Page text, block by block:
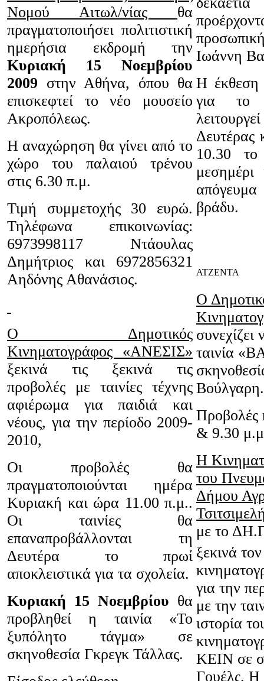
Νομού Αιτωλ/νίας θα
πραγματοποιήσει πολιτιστική
ημερήσια εκδρομή την
Κυριακή 15 Νοεμβρίου
2009 στην Αθήνα, όπου θα
επισκεφτεί το νέο μουσείο
Ακροπόλεως.
Η αναχώρηση θα γίνει από το
χώρο του παλαιού τρένου
στις 6.30 π.μ.
Τιμή συμμετοχής 30 ευρώ.
Τηλέφωνα επικοινωνίας:
6973998117 Ντάουλας
Δημήτριος και 6972856321
Αηδόνης Αθανάσιος.
Ο Δημοτικός
Κινηματογράφος «ΑΝΕΣΙΣ»
ξεκινά τις ξεκινά τις
προβολές με ταινίες τέχνης
αφιέρωμα για παιδιά και
νέους, για την περίοδο 2009-
2010,
Οι προβολές θα
πραγματοποιούνται ημέρα
Κυριακή και ώρα 11.00 π.μ..
Οι ταινίες θα
επαναπροβάλλονται τη
Δευτέρα το πρωί
αποκλειστικά για τα σχολεία.
Κυριακή 15 Νοεμβρίου θα
προβληθεί η ταινία «Το
ξυπόλητο τάγμα» σε
σκηνοθεσία Γκρεγκ Τάλλας.
Ιωάννη
Η έκθεση
για το
Δευτέρας
10.30
βράδυ.
ΑΤΖΕΝΤΑ
Ο
συνεχίζει
ταινία
Βούλγαρη.
Προβολές
& 9.30
Η
του
Δήμου
με το
ξεκινά
για την
με την
ιστορία
ΚΕΙΝ σε
Γουέλς. Η